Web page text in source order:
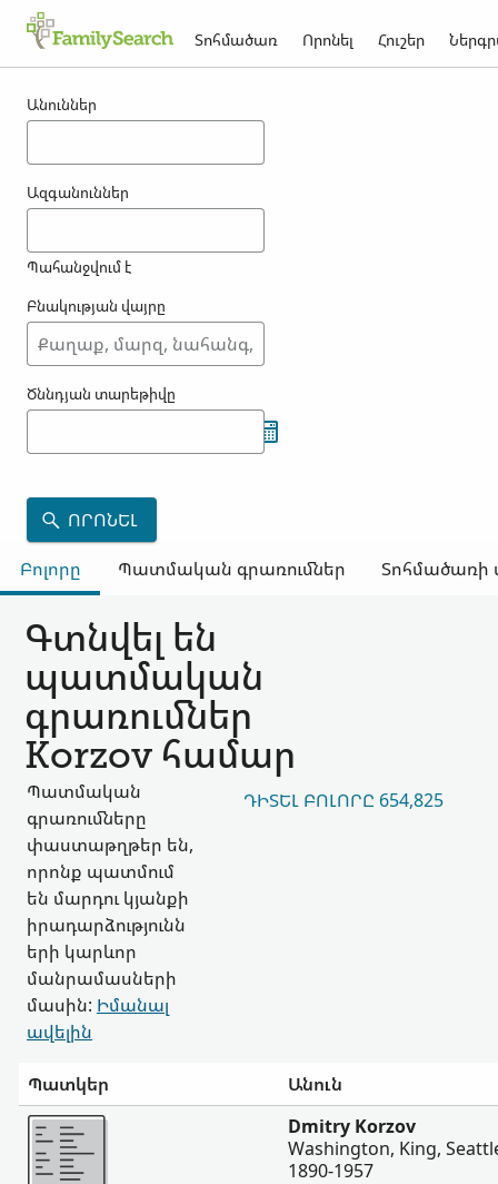
Տոհմածառ Որոնել Հուշեր
Անուններ
Ազգանուններ
Պահանջվում է
Բնակության վայրը
Ծննդյան տարեթիվը
ՈՐՈՆԵԼ
Բոլորը
Պատմական գրառումներ Տոհմածառի
Գտնվել են
պատմական
գրառումներ
Korzov համար
Պատմական
գրառումները
փաստաթղթեր են,
որոնք պատմում
են մարդու կյանքի
իրադարձությունն
երի կարևոր
մանրամասների
մասին: Իմանալ
ավելին
ԴԻՏԵԼ ԲՈԼՈՐԸ 654,825
Պատկեր
Անուն
Ավելի
Dmitry Korzov
Washington, King,
1890-1957